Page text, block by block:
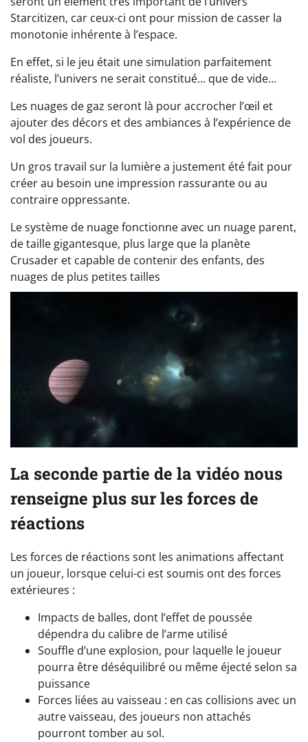
Starcitizen, car ceux-ci ont pour mission de casser la
monotonie inhérente à l’espace.
En effet, si le jeu était une simulation parfaitement
réaliste, l’univers ne serait constitué… que de vide…
Les nuages de gaz seront là pour accrocher l’œil et
ajouter des décors et des ambiances à l’expérience de
vol des joueurs.
Un gros travail sur la lumière a justement été fait pour
créer au besoin une impression rassurante ou au
contraire oppressante.
Le système de nuage fonctionne avec un nuage parent,
de taille gigantesque, plus large que la planète
Crusader et capable de contenir des enfants, des
nuages de plus petites tailles
La seconde partie de la vidéo nous
renseigne plus sur les forces de
réactions
Les forces de réactions sont les animations affectant
un joueur, lorsque celui-ci est soumis ont des forces
extérieures :
Impacts de balles, dont l’effet de poussée
dépendra du calibre de l’arme utilisé
Souffle d’une explosion, pour laquelle le joueur
pourra être déséquilibré ou même éjecté selon sa
puissance
Forces liées au vaisseau : en cas collisions avec un
autre vaisseau, des joueurs non attachés
pourront tomber au sol.